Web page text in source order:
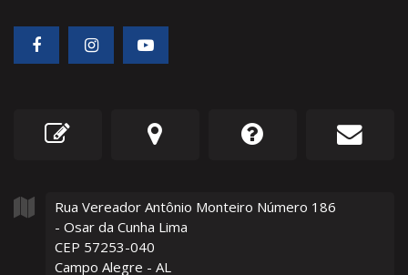
Rua Vereador Antônio Monteiro Número 186
- Osar da Cunha Lima
CEP 57253-040
Campo Alegre - AL